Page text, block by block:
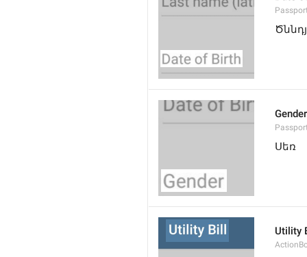
Gender
Սեռ
Utility